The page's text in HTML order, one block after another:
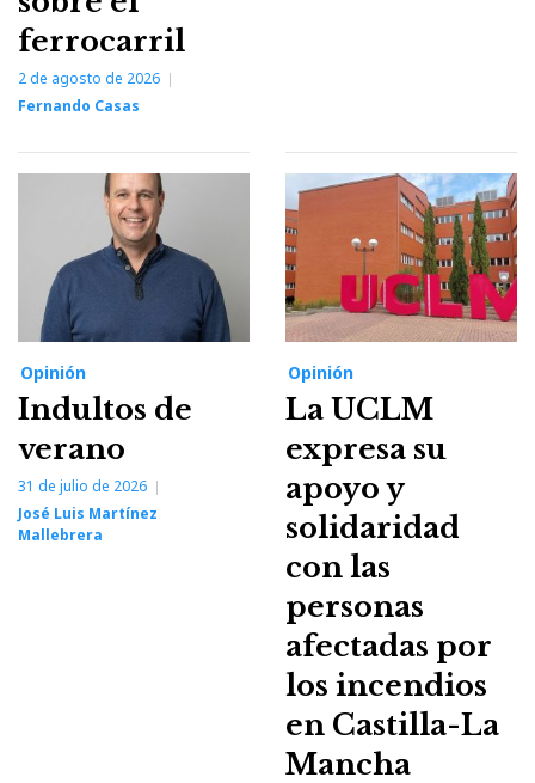
ferrocarril
2 de agosto de 2026
Fernando Casas
Opinión
Indultos de
verano
31 de julio de 2026
José Luis Martínez
Mallebrera
Opinión
La UCLM
expresa su
apoyo y
solidaridad
con las
personas
afectadas por
los incendios
en Castilla-La
Mancha